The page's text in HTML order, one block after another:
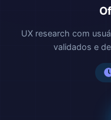
UX research com
validados e